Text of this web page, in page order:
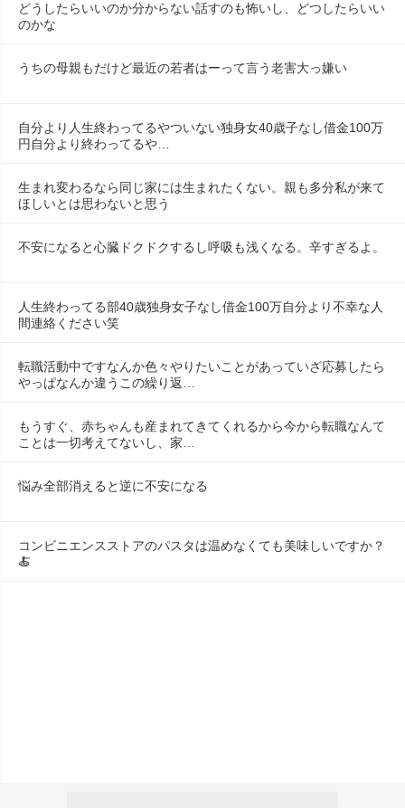
どうしたらいいのか分からない話すのも怖いし、どつしたらいい
のかな
うちの母親もだけど最近の若者はーって言う老害大っ嫌い
自分より人生終わってるやついない独身女40歳子なし借金100万
円自分より終わってるや…
生まれ変わるなら同じ家には生まれたくない。親も多分私が来て
ほしいとは思わないと思う
不安になると心臓ドクドクするし呼吸も浅くなる。辛すぎるよ。
人生終わってる部40歳独身女子なし借金100万自分より不幸な人
間連絡ください笑
転職活動中ですなんか色々やりたいことがあっていざ応募したら
やっぱなんか違うこの繰り返…
もうすぐ、赤ちゃんも産まれてきてくれるから今から転職なんて
ことは一切考えてないし、家…
悩み全部消えると逆に不安になる
コンビニエンスストアのパスタは温めなくても美味しいですか？
🍝